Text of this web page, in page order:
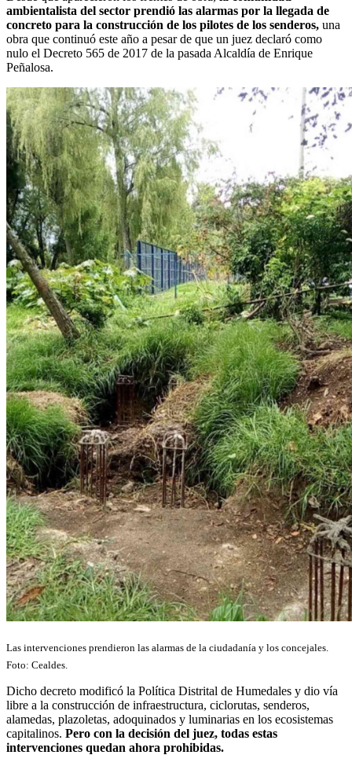
ambientalista del sector prendió las alarmas por la llegada de
concreto para la construcción de los pilotes de los senderos, una
obra que continuó este año a pesar de que un juez declaró como
nulo el Decreto 565 de 2017 de la pasada Alcaldía de Enrique
Peñalosa.
Las intervenciones prendieron las alarmas de la ciudadanía y los concejales.
Foto: Cealdes.
Dicho decreto modificó la Política Distrital de Humedales y dio vía
libre a la construcción de infraestructura, ciclorutas, senderos,
alamedas, plazoletas, adoquinados y luminarias en los ecosistemas
capitalinos. Pero con la decisión del juez, todas estas
intervenciones quedan ahora prohibidas.